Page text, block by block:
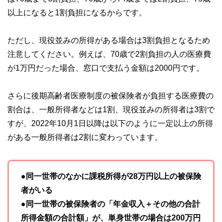
以上になると1割負担になるからです。
ただし、現役並みの所得がある場合は3割負担となるため
注意してください。例えば、70歳で2割負担の人の医療費
が1万円だった場合、窓口で支払う金額は2000円です。
さらに後期高齢者医療制度の被保険者が負担する医療費の
割合は、一般所得者などは1割、現役並みの所得者は3割で
すが、2022年10月1日以降は以下のように一定以上の所得
がある一般所得者は2割に変わっています。
●同一世帯のなかに課税所得が28万円以上の被保険
者がいる
●同一世帯の被保険者の「年金収入＋その他の合計
所得金額の合計額」が、単身世帯の場合は200万円